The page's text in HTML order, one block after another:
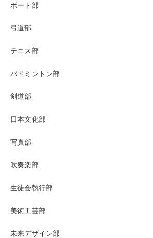
ボート部
弓道部
テニス部
バドミントン部
剣道部
日本文化部
写真部
吹奏楽部
生徒会執行部
美術工芸部
未来デザイン部